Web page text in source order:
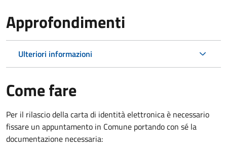
Approfondimenti
Ulteriori informazioni
Come fare
Per il rilascio della carta di identità elettronica è necessario
fissare un appuntamento in Comune portando con sé la
documentazione necessaria: